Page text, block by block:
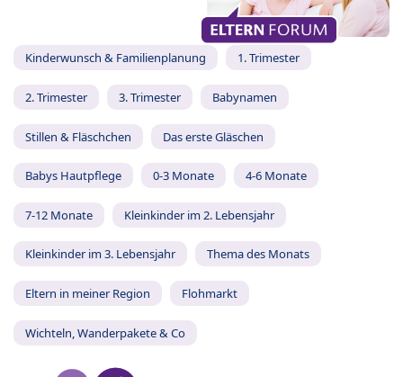
Kinderwunsch & Familienplanung 1. Trimester
2. Trimester 3. Trimester Babynamen
Stillen & Fläschchen Das erste Gläschen
Babys Hautpflege 0-3 Monate 4-6 Monate
7-12 Monate Kleinkinder im 2. Lebensjahr
Kleinkinder im 3. Lebensjahr Thema des Monats
Eltern in meiner Region Flohmarkt
Wichteln, Wanderpakete & Co